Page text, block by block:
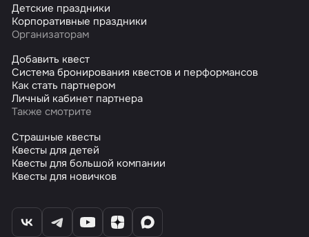
Детские праздники
Корпоративные праздники
Организаторам
Добавить квест
Система бронирования квестов и перформансов
Как стать партнером
Личный кабинет партнера
Также смотрите
Страшные квесты
Квесты для детей
Квесты для большой компании
Квесты для новичков